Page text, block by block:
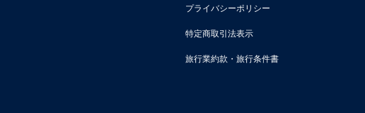
プライバシーポリシー
特定商取引法表示
旅行業約款・旅行条件書